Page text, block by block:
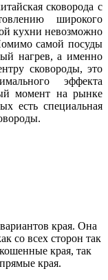
сковорода с
широкого
кухни невозможно
самой посуды
нагрев, а именно
сковороды, это
эффекта
момент на рынке
есть специальная
края. Она
со всех сторон так
края, так
края.